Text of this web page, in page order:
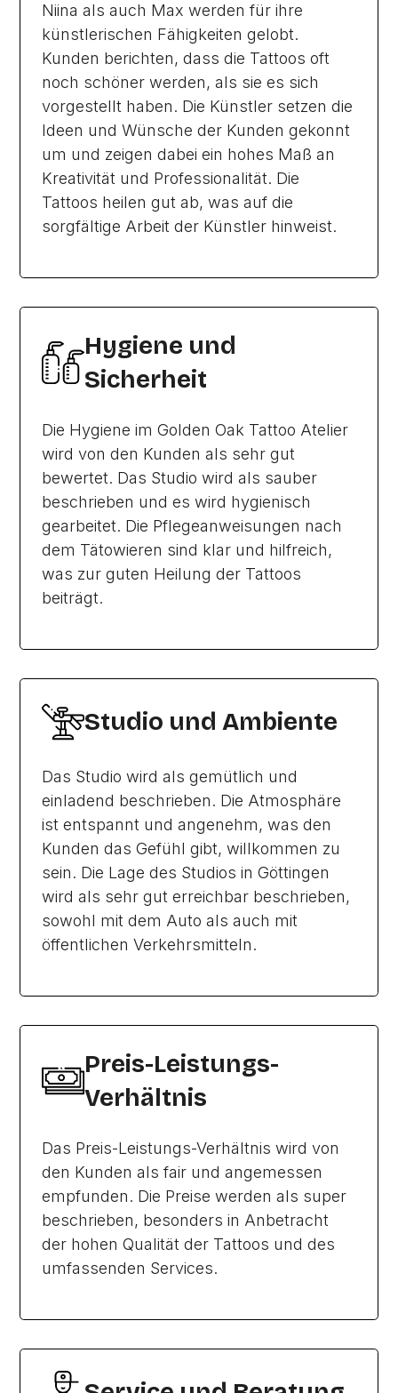
Niina als auch Max werden für ihre
künstlerischen Fähigkeiten gelobt.
Kunden berichten, dass die Tattoos oft
noch schöner werden, als sie es sich
vorgestellt haben. Die Künstler setzen die
Ideen und Wünsche der Kunden gekonnt
um und zeigen dabei ein hohes Maß an
Kreativität und Professionalität. Die
Tattoos heilen gut ab, was auf die
sorgfältige Arbeit der Künstler hinweist.
Hygiene und
Sicherheit
Die Hygiene im Golden Oak Tattoo Atelier
wird von den Kunden als sehr gut
bewertet. Das Studio wird als sauber
beschrieben und es wird hygienisch
gearbeitet. Die Pflegeanweisungen nach
dem Tätowieren sind klar und hilfreich,
was zur guten Heilung der Tattoos
beiträgt.
Studio und Ambiente
Das Studio wird als gemütlich und
einladend beschrieben. Die Atmosphäre
ist entspannt und angenehm, was den
Kunden das Gefühl gibt, willkommen zu
sein. Die Lage des Studios in Göttingen
wird als sehr gut erreichbar beschrieben,
sowohl mit dem Auto als auch mit
öffentlichen Verkehrsmitteln.
Preis-Leistungs-
Verhältnis
Das Preis-Leistungs-Verhältnis wird von
den Kunden als fair und angemessen
empfunden. Die Preise werden als super
beschrieben, besonders in Anbetracht
der hohen Qualität der Tattoos und des
umfassenden Services.